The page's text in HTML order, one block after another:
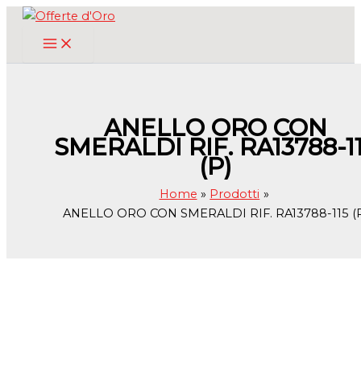
ANELLO ORO CON
SMERALDI RIF. RA13788-
(P)
Home
Prodotti
ANELLO ORO CON SMERALDI RIF. RA13788-115